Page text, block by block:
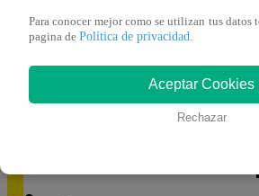
Asesinan a comerciante ferretero
galería en San Juan de Lurigancho
Para conocer mejor como se utilizan tus datos
pagina de Política de privacidad
Aceptar Cookies
Rechazar